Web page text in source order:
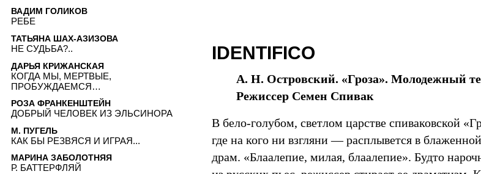
IDENTIFICO
А. Н. Островский. «Гроза». Молодежный
Режиссер Семен Спивак
В бело-голубом, светлом царстве спиваковской
где на кого ни взгляни — расплывется в
драм. «Блаалепие, милая, блаалепие». Будто
ВАДИМ ГОЛИКОВ
РЕБЕ
ТАТЬЯНА ШАХ-АЗИЗОВА
НЕ СУДЬБА?..
ДАРЬЯ КРИЖАНСКАЯ
КОГДА МЫ, МЕРТВЫЕ,
ПРОБУЖДАЕМСЯ…
РОЗА ФРАНКЕНШТЕЙН
ДОБРЫЙ ЧЕЛОВЕК ИЗ ЭЛЬСИНОРА
М. ПУГЕЛЬ
КАК БЫ РЕЗВЯСЯ И ИГРАЯ...
МАРИНА ЗАБОЛОТНЯЯ
Р. БАТТЕРФЛЯЙ